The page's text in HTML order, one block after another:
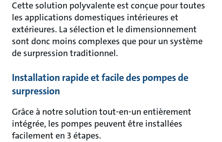
Cette solution polyvalente est conçue pour toutes
les applications domestiques intérieures et
extérieures. La sélection et le dimensionnement
sont donc moins complexes que pour un système
de surpression traditionnel.
Installation rapide et facile des pompes de
surpression
Grâce à notre solution tout-en-un entièrement
intégrée, les pompes peuvent être installées
facilement en 3 étapes.